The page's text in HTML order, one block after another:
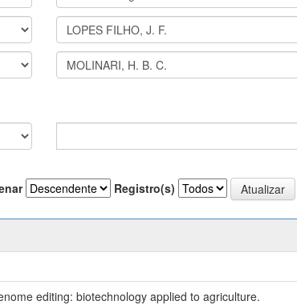
Registro(s)
editing: biotechnology applied to agriculture.